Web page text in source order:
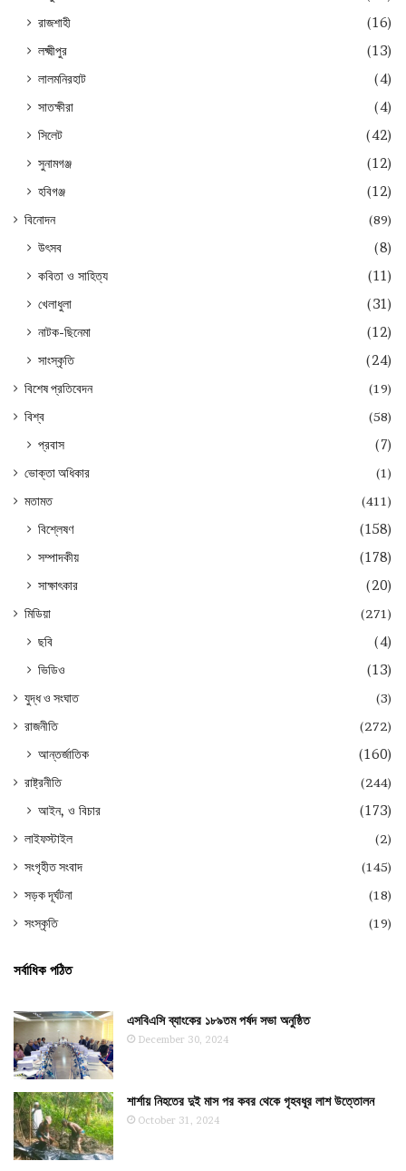
রাজশাহী
(16)
লক্ষ্মীপুর
(13)
লালমনিরহাট
(4)
সাতক্ষীরা
(4)
সিলেট
(42)
সুনামগঞ্জ
(12)
হবিগঞ্জ
(12)
বিনোদন (89)
উৎসব
(8)
কবিতা ও সাহিত্য
(11)
খেলাধুলা
(31)
নাটক-ছিনেমা
(12)
সাংস্কৃতি
(24)
বিশেষ প্রতিবেদন
(19)
বিশ্ব
(58)
প্রবাস (7)
ভোক্তা অধিকার
(1)
মতামত
(411)
বিশ্লেষণ
(158)
সম্পাদকীয়
(178)
সাক্ষাৎকার
(20)
মিডিয়া (271)
ছবি
(4)
ভিডিও
(13)
যুদ্ধ ও সংঘাত
(3)
রাজনীতি
(272)
আন্তর্জাতিক (160)
রাষ্ট্রনীতি (244)
আইন, ও বিচার (173)
লাইফস্টাইল
(2)
সংগৃহীত সংবাদ
(145)
সড়ক দূর্ঘটনা
(18)
সংস্কৃতি
(19)
সর্বাধিক পঠিত
এসবিএসি ব্যাংকের ১৮৯তম পর্ষদ সভা অনুষ্ঠিত
December 30, 2024
শার্শায় নিহতের দুই মাস পর কবর থেকে গৃহবধূর লাশ উত্তোলন
October 31, 2024